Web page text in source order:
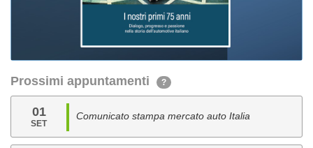
Prossimi appuntamenti ?
01
SET
Comunicato stampa mercato auto Italia